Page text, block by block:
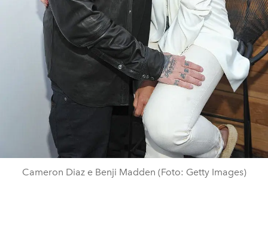
Cameron Diaz e Benji Madden (Foto: Getty Images)